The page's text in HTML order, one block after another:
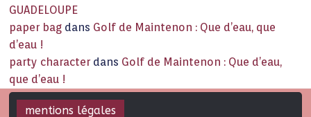
GUADELOUPE
paper bag dans Golf de Maintenon : Que d’eau, que
d’eau !
party character dans Golf de Maintenon : Que d’eau,
que d’eau !
mentions légales